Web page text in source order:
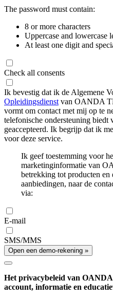
The password must contain:
8 or more characters
Uppercase and lowercase
At least one digit and
Check all consents
Ik bevestig dat ik de Algemene
Opleidingsdienst van OANDA
vormt om contact met mij op te
telefonische ondersteuning biedt
geaccepteerd. Ik begrijp dat ik
voor deze service.
Ik geef toestemming voor
marketinginformatie van
betrekking tot producten en
aanbiedingen, naar de
via:
E-mail
SMS/MMS
Open een demo-rekening »
Het privacybeleid van
account, informatie en